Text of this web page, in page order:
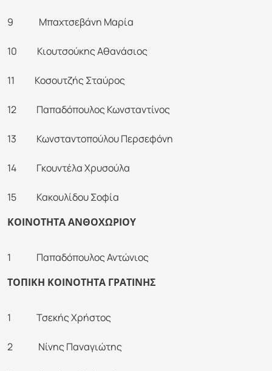
9 Μπαχτσεβάνη Μαρία
10 Κιουτσούκης Αθανάσιος
11 Κοσουτζής Σταύρος
12 Παπαδόπουλος Κωνσταντίνος
13 Κωνσταντοπούλου Περσεφόνη
14 Γκουντέλα Χρυσούλα
15 Κακουλίδου Σοφία
ΚΟΙΝΟΤΗΤΑ ΑΝΘΟΧΩΡΙΟΥ
1 Παπαδόπουλος Αντώνιος
ΤΟΠΙΚΗ ΚΟΙΝΟΤΗΤΑ ΓΡΑΤΙΝΗΣ
1 Τσεκής Χρήστος
2 Νίνης Παναγιώτης